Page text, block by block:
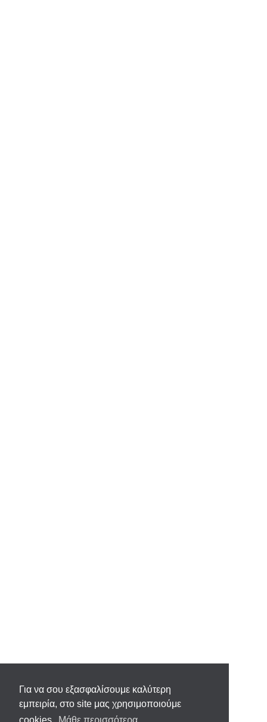
Για να σου εξασφαλίσουμε καλύτερη
εμπειρία, στο site μας χρησιμοποιούμε